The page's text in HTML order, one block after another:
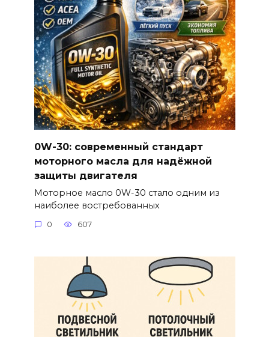
0W-30: современный стандарт
моторного масла для надёжной
защиты двигателя
Моторное масло 0W-30 стало одним из
наиболее востребованных
0 607